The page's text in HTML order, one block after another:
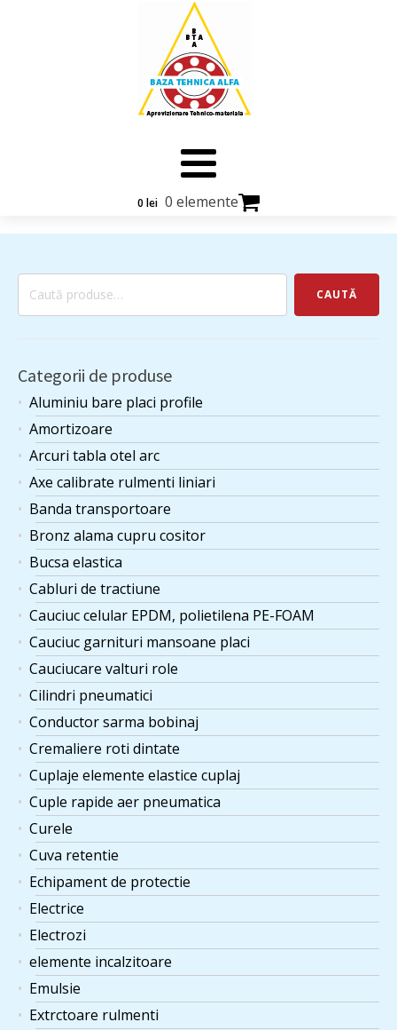
0 lei 0 elemente
Caută
CAUTĂ
Categorii de produse
Aluminiu bare placi profile
Amortizoare
Arcuri tabla otel arc
Axe calibrate rulmenti liniari
Banda transportoare
Bronz alama cupru cositor
Bucsa elastica
Cabluri de tractiune
Cauciuc celular EPDM, polietilena PE-FOAM
Cauciuc garnituri mansoane placi
Cauciucare valturi role
Cilindri pneumatici
Conductor sarma bobinaj
Cremaliere roti dintate
Cuplaje elemente elastice cuplaj
Cuple rapide aer pneumatica
Curele
Cuva retentie
Echipament de protectie
Electrice
Electrozi
elemente incalzitoare
Emulsie
Extrctoare rulmenti